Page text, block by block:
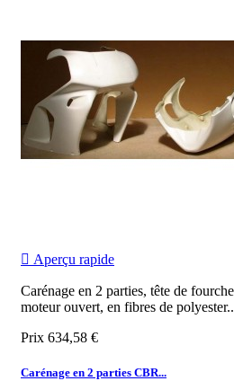
 Aperçu rapide
Carénage en 2 parties, tête de
moteur ouvert, en fibres de
Prix 634,58 €
Carénage en 2 parties CBR...